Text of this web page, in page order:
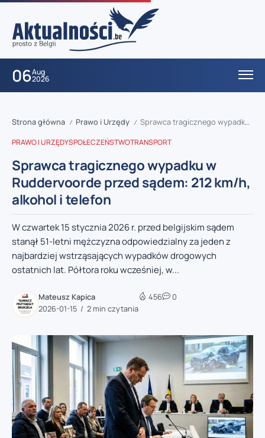
06Aug
2026
Strona główna / Prawo i Urzędy / Sprawca tragicznego wypadku w Ruddervoorde przed sądem: 212 km/h, alkohol i telefon
PRAWO I URZĘDYSPOŁECZEŃSTWOTRANSPORT
Sprawca tragicznego wypadku w
Ruddervoorde przed sądem: 212 km/h,
alkohol i telefon
W czwartek 15 stycznia 2026 r. przed belgijskim sądem
stanął 51-letni mężczyzna odpowiedzialny za jeden z
najbardziej wstrząsających wypadków drogowych
ostatnich lat. Półtora roku wcześniej, w...
Mateusz Kapica
2026-01-15
2 min czytania
456 0